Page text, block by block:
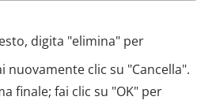
digita "elimina" per
nuovamente clic su "Cancella".
finale; fai clic su "OK" per